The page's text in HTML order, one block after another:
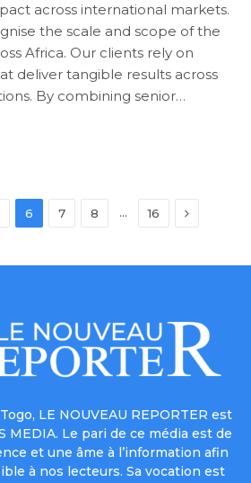
across international markets.
the scale and scope of the
Africa. Our clients rely on
deliver tangible results across
By combining senior…
6 7 8 … 16 Next
LE NOUVEAU REPORTER est
MEDIA. Le pari de ce média est de
et une âme à l’information afin
à nos lecteurs. Sa vocation est